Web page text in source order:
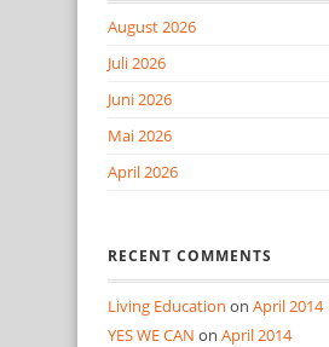
August 2026
Juli 2026
Juni 2026
Mai 2026
April 2026
RECENT COMMENTS
Living Education on April 2014
YES WE CAN on April 2014